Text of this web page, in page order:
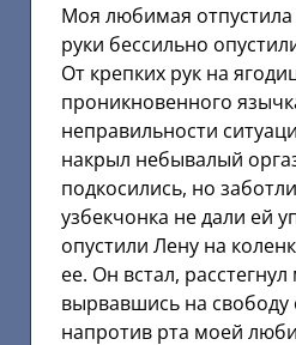
Моя любимая отпустила
руки бессильно
От крепких рук на
проникновенного
неправильности
накрыл небывалый
подкосились, но
узбекчонка не дали ей
опустили Лену на
ее. Он встал,
вырвавшись на свободу
напротив рта моей